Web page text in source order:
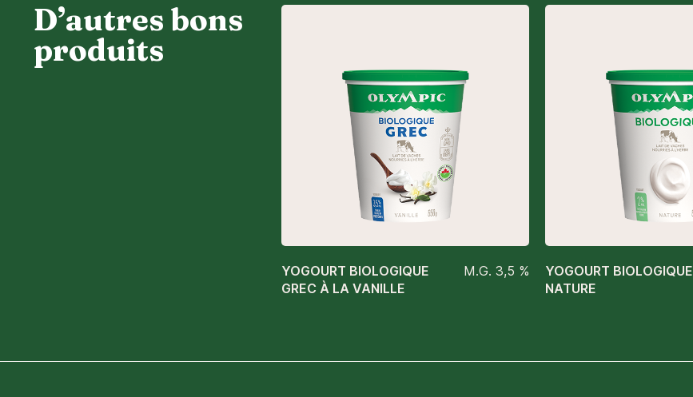
D’autres bons
produits
YOGOURT BIOLOGIQUE
GREC À LA VANILLE
M.G. 3,5 %
YOGOURT BIOLOGIQUE
NATURE